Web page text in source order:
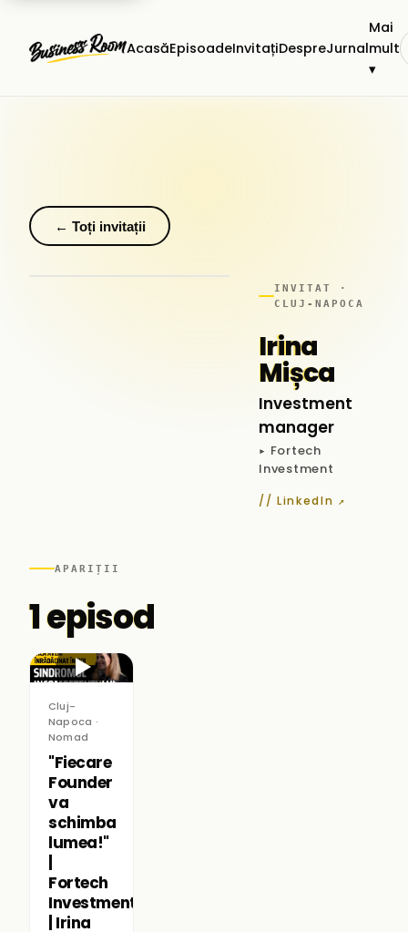
AcasăEpisoadeInvitațiDespreJurnal
Mai
mult
▾
← Toți invitații
INVITAT ·
CLUJ-NAPOCA
Irina
Mișca
Investment
manager
▸ Fortech
Investment
// LinkedIn ↗
APARIȚII
1 episod
▶
Cluj-
Napoca ·
Nomad
"Fiecare
Founder
va
schimba
lumea!"
Fortech
Investments
| Irina